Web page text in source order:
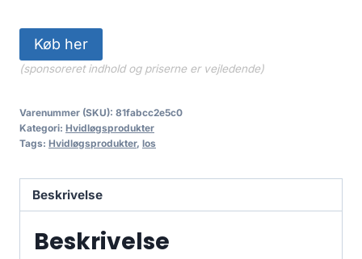
Køb her
(sponsoreret indhold og priserne er vejledende)
Varenummer (SKU): 81fabcc2e5c0
Kategori: Hvidløgsprodukter
Tags: Hvidløgsprodukter, los
Beskrivelse
Beskrivelse